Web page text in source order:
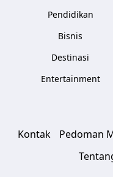
Pendidikan
Bisnis
Destinasi
Entertainment
Kontak Pedoman